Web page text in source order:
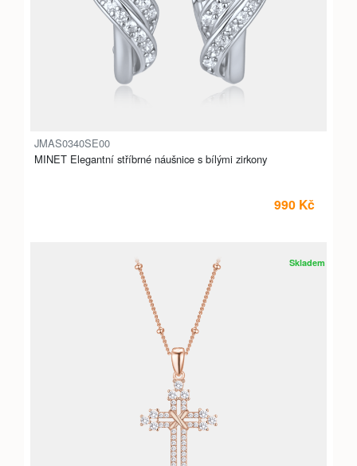
JMAS0340SE00
MINET Elegantní stříbrné náušnice s bílými zirkony
990 Kč
Skladem